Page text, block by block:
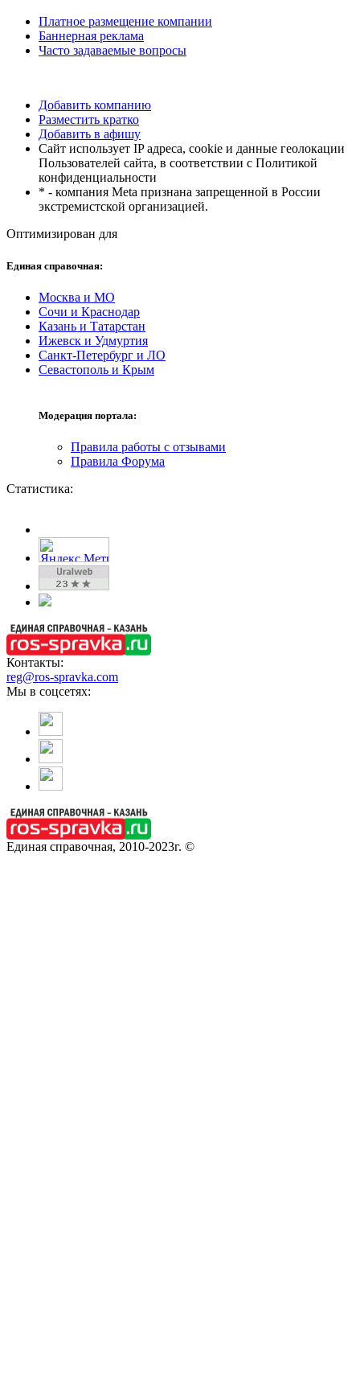
Платное размещение компании
Баннерная реклама
Часто задаваемые вопросы
Добавить компанию
Разместить кратко
Добавить в афишу
Сайт использует IP адреса, cookie и данные геолокации
Пользователей сайта, в соответствии с Политикой
конфиденциальности
* - компания Meta признана запрещенной в России
экстремистской организацией.
Оптимизирован для
Единая справочная:
Москва и МО
Сочи и Краснодар
Казань и Татарстан
Ижевск и Удмуртия
Санкт-Петербург и ЛО
Севастополь и Крым
Модерация портала:
Правила работы с отзывами
Правила Форума
Статистика:
Контакты:
reg@ros-spravka.com
Мы в соцсетях:
Единая справочная, 2010-2023г. ©